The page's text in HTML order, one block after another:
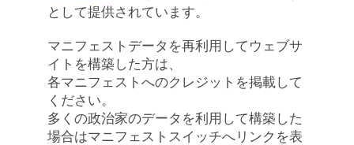
として提供されています。
マニフェストデータを再利用してウェブサ
イトを構築した方は、
各マニフェストへのクレジットを掲載して
ください。
多くの政治家のデータを利用して構築した
場合はマニフェストスイッチへリンクを表